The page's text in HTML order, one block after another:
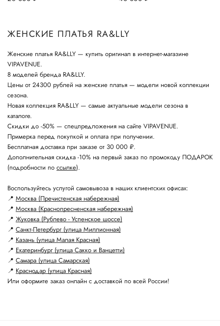
ЖЕНСКИЕ ПЛАТЬЯ RA&LLY
Женские платья RA&LLY — купить оригинал в интернет-магазине
VIPAVENUE.
8 моделей бренда RA&LLY.
Цены от 24300 рублей на женские платья — модели новой коллекции
сезона.
Новая коллекция RA&LLY — самые актуальные модели сезона в
каталоге.
Скидки до -50% — спецпредложения на сайте VIPAVENUE.
Примерка перед покупкой и оплата при получении.
Бесплатная доставка при заказе от 30 000 ₽.
Дополнительная скидка -10% на первый заказ по промокоду ПОДАРОК
(подробности по ссылке).
Воспользуйтесь услугой самовывоза в наших клиентских офисах:
📍 Москва (Пречистенская набережная)
📍 Москва (Краснопресненская набережная)
📍 Жуковка (Рублево - Успенское шоссе)
📍 Санкт-Петербург (улица Миллионная)
📍 Казань (улица Малая Красная)
📍 Екатеринбург (улица Сакко и Ванцетти)
📍 Самара (улица Самарская)
📍 Краснодар (улица Красная)
Или оформите заказ онлайн с доставкой по всей России!